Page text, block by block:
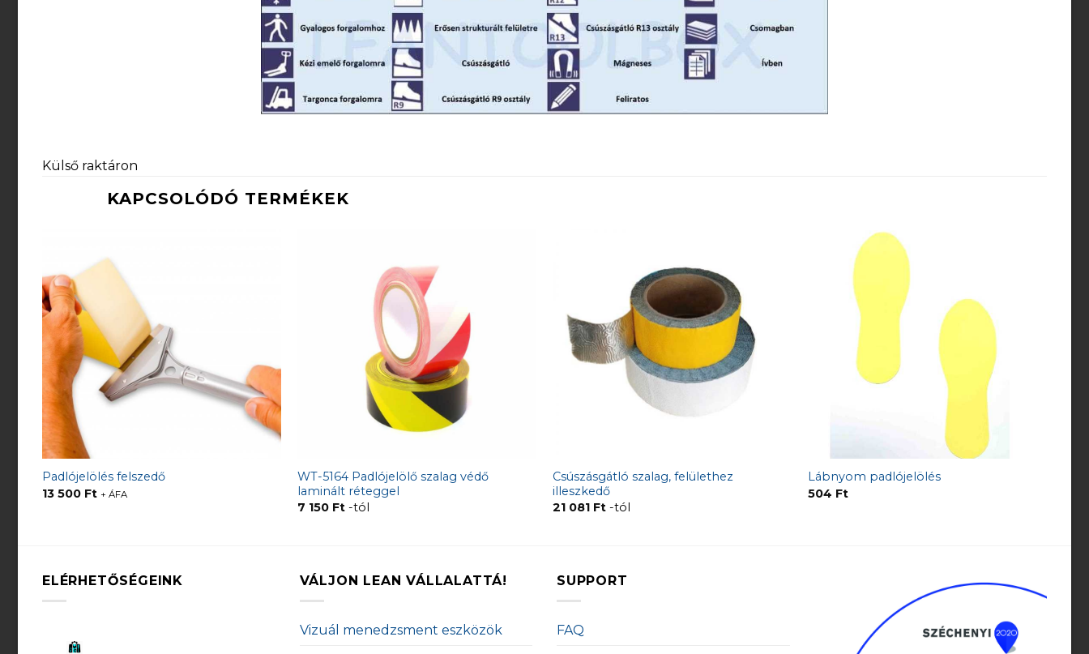
Külső raktáron
KAPCSOLÓDÓ TERMÉKEK
Padlójelölés felszedő
13 500 Ft + ÁFA
WT-5164 Padlójelölő szalag védő
laminált réteggel
7 150 Ft-tól
Csúszásgátló szalag, felülethez
illeszkedő
21 081 Ft-tól
Lábnyom padlójelölés
504 Ft
ELÉRHETŐSÉGEINK VÁLJON LEAN VÁLLALATTÁ!
Vizuál menedzsment eszközök
SUPPORT
FAQ